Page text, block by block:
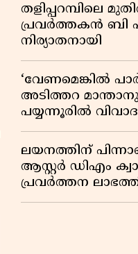
തളിപ്പറമ്പിലെ
പ്രവർത്തകൻ ബി
നിര്യാതനായി
‘വേണമെങ്കിൽ
അടിത്തറ
പയ്യന്നൂരിൽ
കെ രാഗേഷ്
ലയനത്തിന്
ആസ്റ്റർ ഡിഎം
പ്രവർത്തന
ശതമാനത്തിൻ്റെ